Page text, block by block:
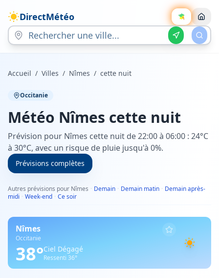
DirectMétéo
Accueil / Villes / Nîmes / cette nuit
Occitanie
Météo Nîmes cette nuit
Prévision pour Nîmes cette nuit de 22:00 à 06:00 : 24°C
à 30°C, avec un risque de pluie jusqu'à 0%.
Prévisions complètes
Autres prévisions pour Nîmes · Demain · Demain matin · Demain après-
midi · Week-end · Ce soir
Nîmes
Occitanie
38°Ciel Dégagé
Ressenti 36°